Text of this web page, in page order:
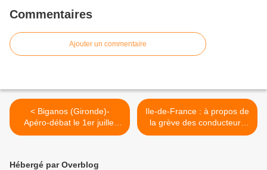
Commentaires
Ajouter un commentaire
< Biganos (Gironde)-
Apéro-débat le 1er juillet
2011: "Agriculture et
Ile-de-France : à propos de
la grève des conducteurs
du RER le 21 juin 2011 >
Hébergé par Overblog